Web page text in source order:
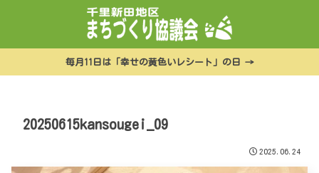
毎月11日は「幸せの黄色いレシート」の日 →
20250615kansougei_09
2025.06.24